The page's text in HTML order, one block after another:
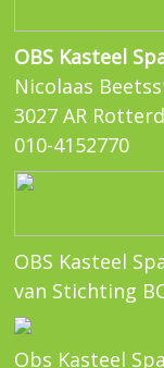
OBS Kasteel
Nicolaas
3027 AR
010-4152770
OBS Kasteel
van Stichting
Obs Kasteel